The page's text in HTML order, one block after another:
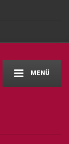
MENÜ